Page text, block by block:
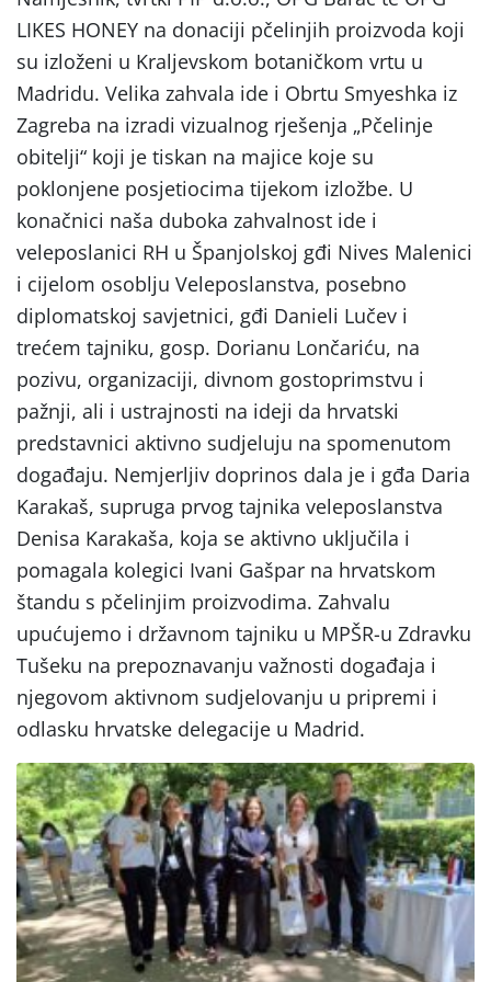
LIKES HONEY na donaciji pčelinjih proizvoda koji
su izloženi u Kraljevskom botaničkom vrtu u
Madridu. Velika zahvala ide i Obrtu Smyeshka iz
Zagreba na izradi vizualnog rješenja „Pčelinje
obitelji“ koji je tiskan na majice koje su
poklonjene posjetiocima tijekom izložbe. U
konačnici naša duboka zahvalnost ide i
veleposlanici RH u Španjolskoj gđi Nives Malenici
i cijelom osoblju Veleposlanstva, posebno
diplomatskoj savjetnici, gđi Danieli Lučev i
trećem tajniku, gosp. Dorianu Lončariću, na
pozivu, organizaciji, divnom gostoprimstvu i
pažnji, ali i ustrajnosti na ideji da hrvatski
predstavnici aktivno sudjeluju na spomenutom
događaju. Nemjerljiv doprinos dala je i gđa Daria
Karakaš, supruga prvog tajnika veleposlanstva
Denisa Karakaša, koja se aktivno uključila i
pomagala kolegici Ivani Gašpar na hrvatskom
štandu s pčelinjim proizvodima. Zahvalu
upućujemo i državnom tajniku u MPŠR-u Zdravku
Tušeku na prepoznavanju važnosti događaja i
njegovom aktivnom sudjelovanju u pripremi i
odlasku hrvatske delegacije u Madrid.